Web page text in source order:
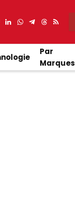
LinkedIn
WhatsApp
Partager
Telegram
Threads
RSS
Par
Marques